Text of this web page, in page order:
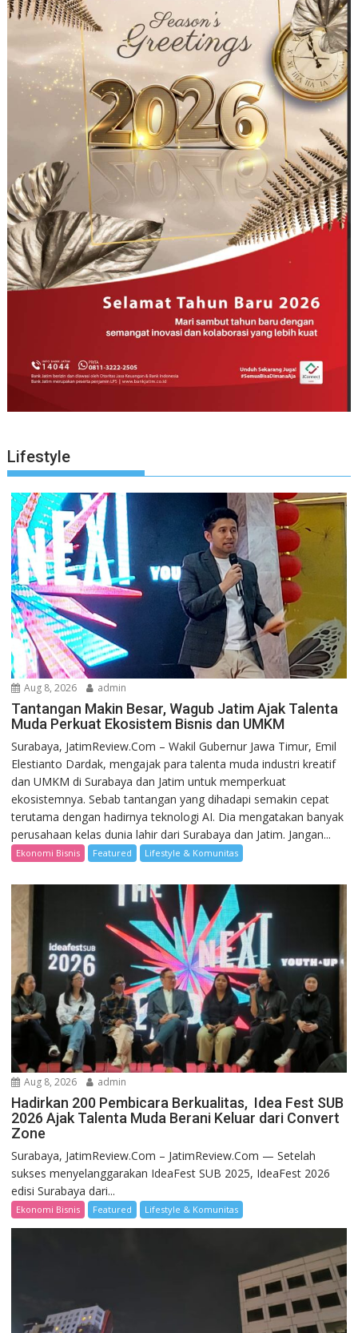
Lifestyle
Aug 8, 2026 admin
Tantangan Makin Besar, Wagub Jatim Ajak Talenta
Muda Perkuat Ekosistem Bisnis dan UMKM
Surabaya, JatimReview.Com – Wakil Gubernur Jawa Timur, Emil
Elestianto Dardak, mengajak para talenta muda industri kreatif
dan UMKM di Surabaya dan Jatim untuk memperkuat
ekosistemnya. Sebab tantangan yang dihadapi semakin cepat
terutama dengan hadirnya teknologi AI. Dia mengatakan banyak
perusahaan kelas dunia lahir dari Surabaya dan Jatim. Jangan...
Ekonomi Bisnis Featured Lifestyle & Komunitas
Aug 8, 2026 admin
Hadirkan 200 Pembicara Berkualitas, Idea Fest SUB
2026 Ajak Talenta Muda Berani Keluar dari Convert
Zone
Surabaya, JatimReview.Com – JatimReview.Com — Setelah
sukses menyelanggarakan IdeaFest SUB 2025, IdeaFest 2026
edisi Surabaya dari...
Ekonomi Bisnis Featured Lifestyle & Komunitas